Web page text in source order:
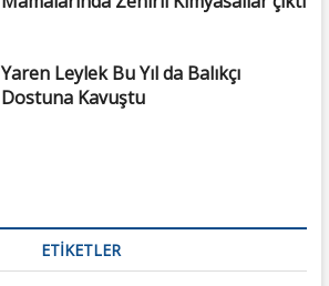
Yaren Leylek Bu Yıl da Balıkçı
Dostuna Kavuştu
ETIKETLER